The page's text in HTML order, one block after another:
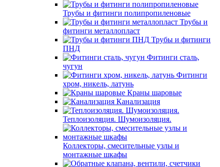
Трубы и фитинги полипропиленовые
Трубы и
фитинги металлопласт
Трубы и фитинги
ПНД
Фитинги сталь,
чугун
Фитинги
хром, никель, латунь
Краны шаровые
Канализация
Теплоизоляция. Шумоизоляция.
Коллекторы, смесительные узлы и
монтажные шкафы